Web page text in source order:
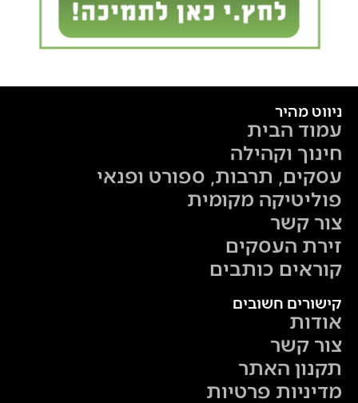
ניווט מהיר
עמוד הבית
חינוך וקהילה
עסקים, תרבות, ספורט ופנאי
פוליטיקה מקומית
צור קשר
זירת העסקים
קוראים כותבים
קישורים חשובים
אודות
צור קשר
תקנון האתר
מדיניות פרטיות